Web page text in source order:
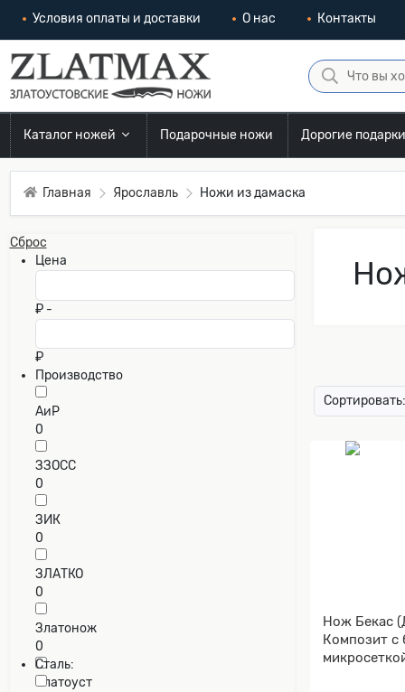
Условия оплаты и доставки О нас Контакты
Каталог ножей Подарочные ножи Дорогие подарки
Главная Ярославль Ножи из дамаска
Сброс
Цена
₽ -
₽
Производство
АиР
0
ЗЗОСС
0
ЗИК
0
ЗЛАТКО
0
Златонож
0
Златоуст
Сталь:
Сортировать:
Нож Бекас
Композит с